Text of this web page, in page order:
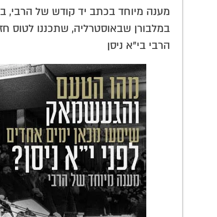
מענה מיוחד בכתב יד קודש של הרבי,
במלבורן שבאוסטרליה, שתכננו לטוס
הרבי בי"א ניסן
להתחיל 'ברוך שאמר' לפני חצות
ולהמשיך אחרי חצות? רק למאריכים
בתפילה
מה אמרו המשפיעים
בפאנל ההיסטורי? •
זעקה פנימית
מזעזעת שמזדעקת
אחרי 33 שנה: רצוננו
לראות את מלכנו!
כך
דוב